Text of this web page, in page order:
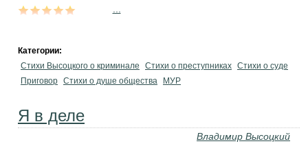
Категории:
Стихи Высоцкого о криминале
Стихи о преступниках Стихи о суде
Приговор Стихи о душе общества МУР
Я в деле
Владимир Высоцкий